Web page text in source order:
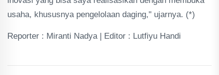
usaha, khususnya pengelolaan daging," ujarnya. (*)
Reporter : Miranti Nadya | Editor : Lutfiyu Handi